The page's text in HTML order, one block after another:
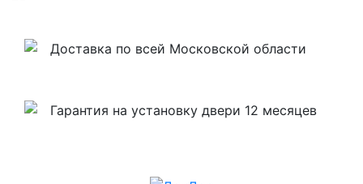
Доставка по всей Московской области
Гарантия на установку двери 12 месяцев